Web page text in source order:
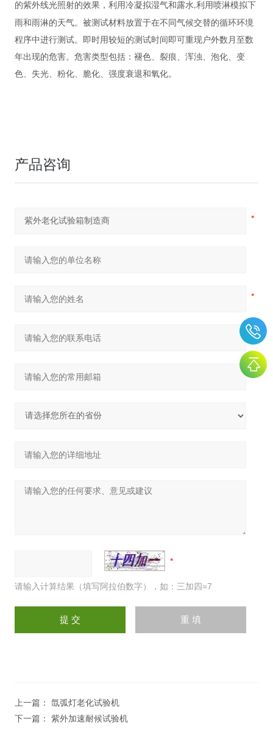
的紫外线光照射的效果，利用冷凝拟湿气和露水,利用喷淋模拟下
雨和雨淋的天气。被测试材料放置于在不同气候交替的循环环境
程序中进行测试。即时用较短的测试时间即可重现户外数月至数
年出现的危害。危害类型包括：褪色、裂痕、浑浊、泡化、变
色、失光、粉化、脆化、强度衰退和氧化。
产品咨询
请输入计算结果（填写阿拉伯数字），如：三加四=7
上一篇： 氙弧灯老化试验机
下一篇： 紫外加速耐候试验机